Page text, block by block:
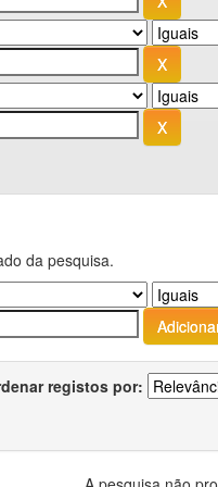
da pesquisa.
registos por: